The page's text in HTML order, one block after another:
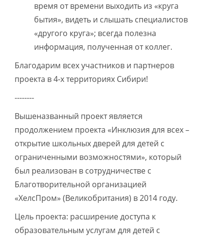
время от времени выходить из «круга
бытия», видеть и слышать специалистов
«другого круга»; всегда полезна
информация, полученная от коллег.
Благодарим всех участников и партнеров
проекта в 4-х территориях Сибири!
--------
Вышеназванный проект является
продолжением проекта «Инклюзия для всех –
открытие школьных дверей для детей с
ограниченными возможностями», который
был реализован в сотрудничестве с
Благотворительной организацией
«ХелсПром» (Великобритания) в 2014 году.
Цель проекта: расширение доступа к
образовательным услугам для детей с